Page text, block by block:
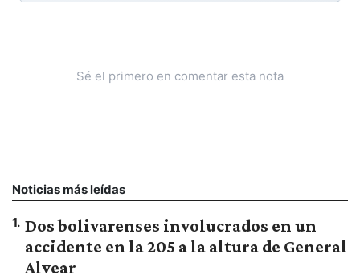
Sé el primero en comentar esta nota
Noticias más leídas
1. Dos bolivarenses involucrados en un
accidente en la 205 a la altura de General
Alvear